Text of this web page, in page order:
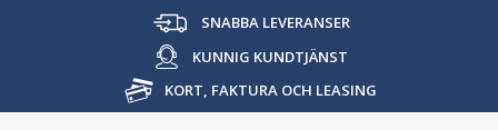
SNABBA LEVERANSER
KUNNIG KUNDTJÄNST
KORT, FAKTURA OCH LEASING